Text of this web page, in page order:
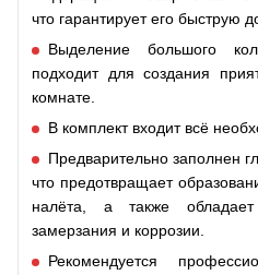
что гарантирует его быструю
Выделение большого
подходит для создания
комнате.
В комплект входит всё
Предварительно заполнен
что предотвращает
налёта, а также
замерзания и коррозии.
Рекомендуется